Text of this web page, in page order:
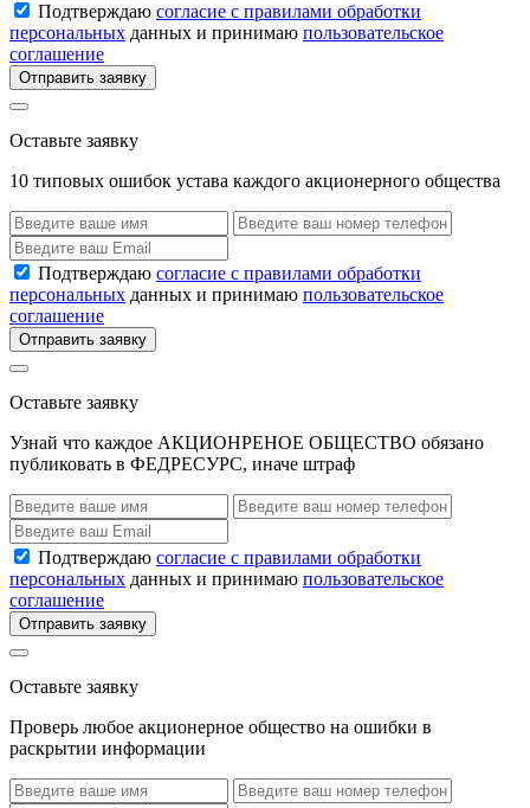
Подтверждаю согласие с правилами обработки
персональных данных и принимаю пользовательское
соглашение
Отправить заявку
Оставьте заявку
10 типовых ошибок устава каждого акционерного общества
Подтверждаю согласие с правилами обработки
персональных данных и принимаю пользовательское
соглашение
Отправить заявку
Оставьте заявку
Узнай что каждое АКЦИОНРЕНОЕ ОБЩЕСТВО обязано
публиковать в ФЕДРЕСУРС, иначе штраф
Подтверждаю согласие с правилами обработки
персональных данных и принимаю пользовательское
соглашение
Отправить заявку
Оставьте заявку
Проверь любое акционерное общество на ошибки в
раскрытии информации